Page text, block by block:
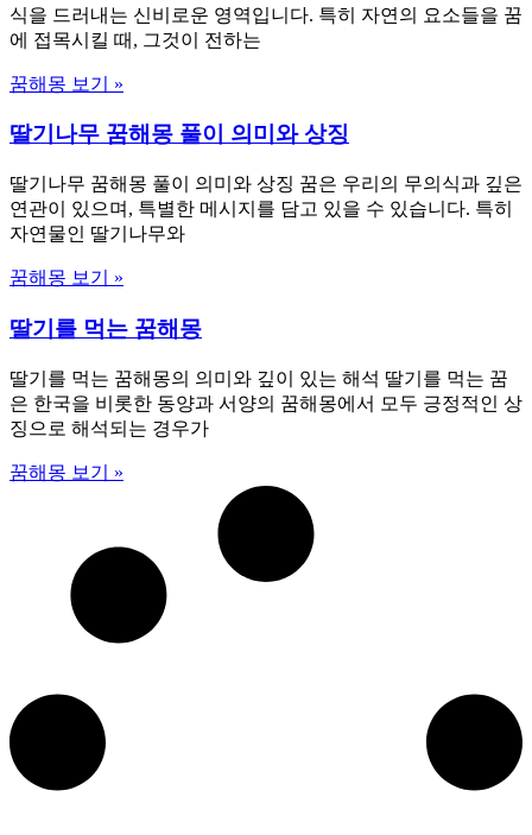
식을 드러내는 신비로운 영역입니다. 특히 자연의 요소들을 꿈
에 접목시킬 때, 그것이 전하는
꿈해몽 보기 »
딸기나무 꿈해몽 풀이 의미와 상징
딸기나무 꿈해몽 풀이 의미와 상징 꿈은 우리의 무의식과 깊은
연관이 있으며, 특별한 메시지를 담고 있을 수 있습니다. 특히
자연물인 딸기나무와
꿈해몽 보기 »
딸기를 먹는 꿈해몽
딸기를 먹는 꿈해몽의 의미와 깊이 있는 해석 딸기를 먹는 꿈
은 한국을 비롯한 동양과 서양의 꿈해몽에서 모두 긍정적인 상
징으로 해석되는 경우가
꿈해몽 보기 »